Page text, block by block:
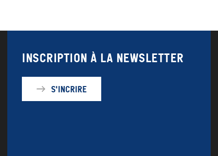
Inscription à la newsletter
S'incrire